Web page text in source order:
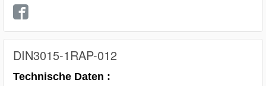
DIN3015-1RAP-012
Technische Daten :